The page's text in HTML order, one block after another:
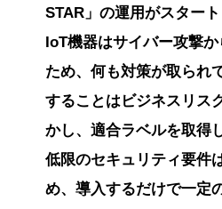
STAR」の運用がスタート
IoT機器はサイバー攻撃
ため、何も対策が取られ
することはビジネスリス
かし、適合ラベルを取得
低限のセキュリティ要件
め、導入するだけで一定